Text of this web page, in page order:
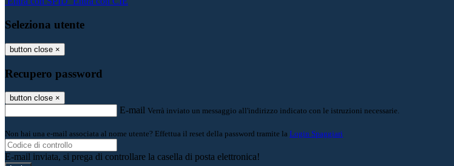
Seleziona utente
button close ×
Recupero password
button close ×
E-mail Verrà inviato un messaggio all'indirizzo indicato con le istruzioni necessarie.
Non hai una e-mail associata al nome utente? Effettua il reset della password tramite la Login Spaggiari
E-mail inviata, si prega di controllare la casella di posta elettronica!